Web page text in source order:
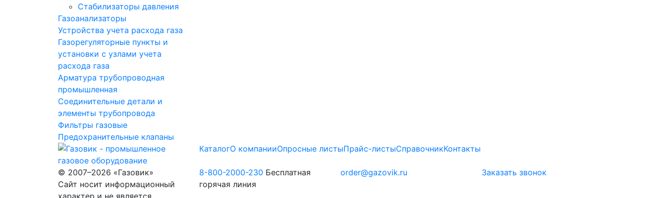
Стабилизаторы давления
Газоанализаторы
Устройства учета расхода газа
Газорегуляторные пункты и
установки с узлами учета
расхода газа
Арматура трубопроводная
промышленная
Соединительные детали и
элементы трубопровода
Фильтры газовые
Предохранительные клапаны
КаталогО компанииОпросные листыПрайс-листыСправочникКонтакты
© 2007–2026 «Газовик»
Сайт носит информационный
характер и не является
8-800-2000-230 Бесплатная
горячая линия
order@gazovik.ru Заказать звонок